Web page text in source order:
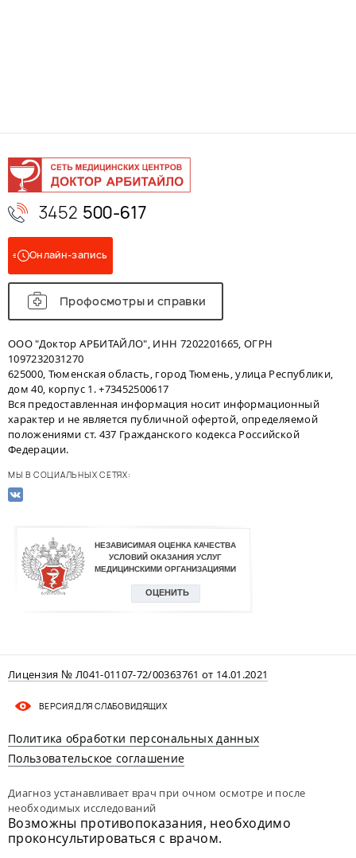
3452 500-617
Онлайн-запись
Профосмотры и справки
ООО "Доктор АРБИТАЙЛО", ИНН 7202201665, ОГРН
1097232031270
625000, Тюменская область, город Тюмень, улица Республики,
дом 40, корпус 1. +73452500617
Вся предоставленная информация носит информационный
характер и не является публичной офертой, определяемой
положениями ст. 437 Гражданского кодекса Российской
Федерации.
МЫ В СОЦИАЛЬНЫХ СЕТЯХ:
Лицензия № Л041-01107-72/00363761 от 14.01.2021
ВЕРСИЯ ДЛЯ СЛАБОВИДЯЩИХ
Политика обработки персональных данных
Пользовательское соглашение
Диагноз устанавливает врач при очном осмотре и после
необходимых исследований
Возможны противопоказания, необходимо
проконсультироваться с врачом.